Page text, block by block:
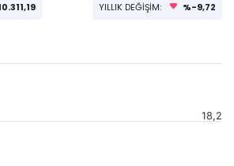
YILLIK DEĞİŞİM: %-9,72
18,2